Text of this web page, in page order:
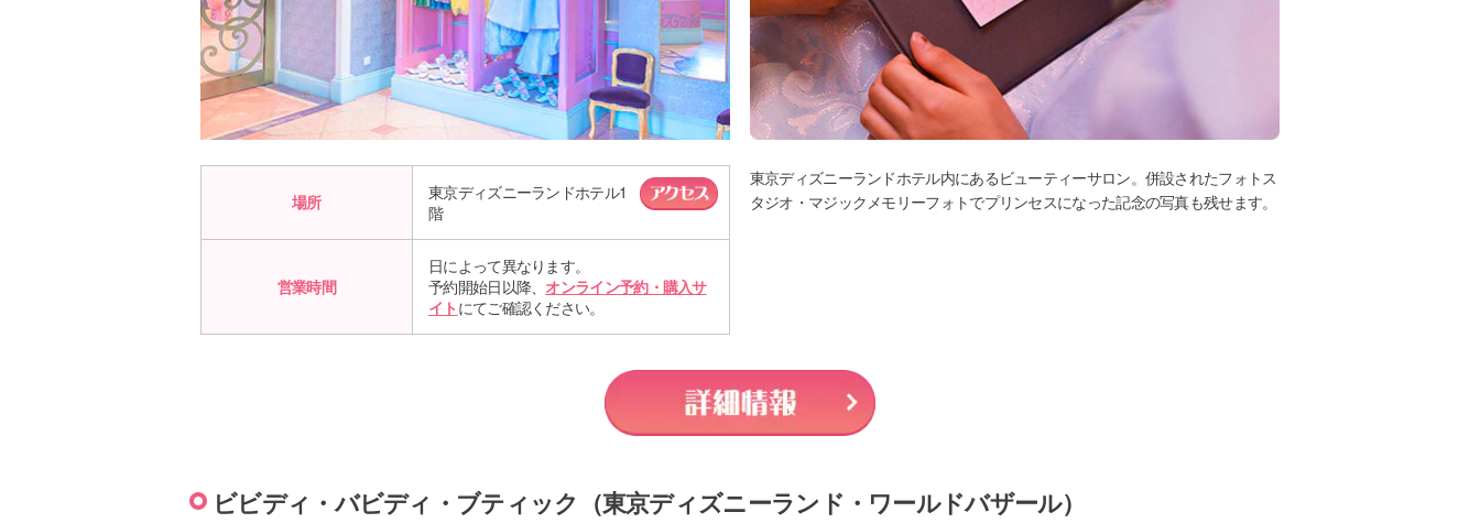
場所
東京ディズニーランドホテル1
階
営業時間
日によって異なります。
予約開始日以降、 オンライン予約・購入サ
イト にてご確認ください。
東京ディズニーランドホテル内にあるビューティーサロン。併設されたフォトス
タジオ・マジックメモリーフォトでプリンセスになった記念の写真も残せます。
ビビディ・バビディ・ブティック （東京ディズニーランド・ワールドバザール）